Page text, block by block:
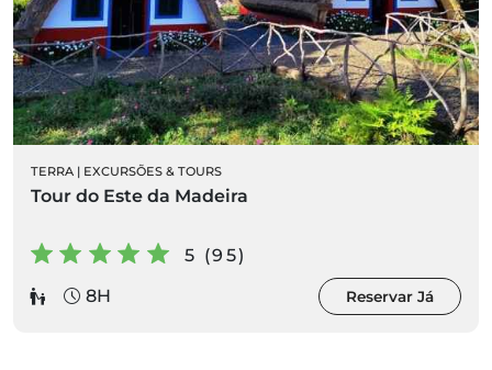
TERRA | EXCURSÕES & TOURS
Tour do Este da Madeira
5 (95)
8H
Reservar Já